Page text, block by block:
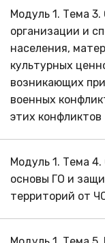
Модуль 1. Тема
организации и
населения,
культурных
возникающих
военных
этих конфликтов
Модуль 1. Тема
основы ГО и
территорий от